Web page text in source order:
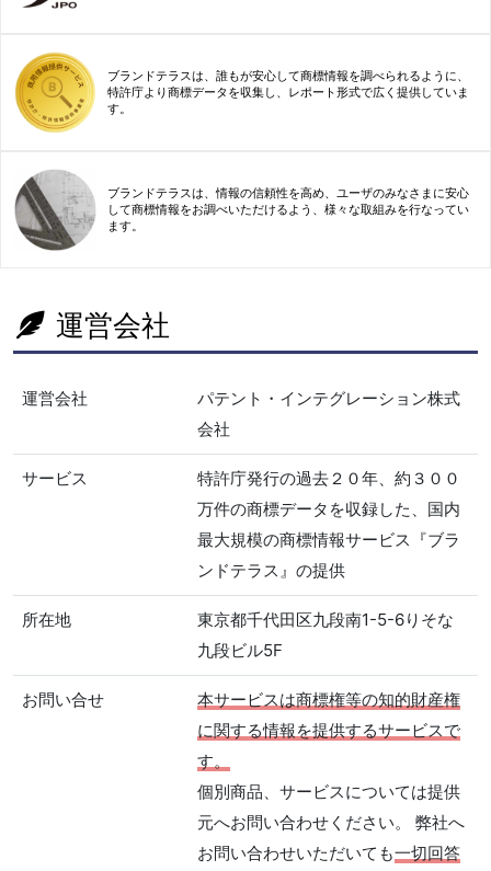
ブランドテラスは、誰もが安心して商標情報を調べられるように、
特許庁より商標データを収集し、レポート形式で広く提供していま
す。
ブランドテラスは、情報の信頼性を高め、ユーザのみなさまに安心
して商標情報をお調べいただけるよう、様々な取組みを行なってい
ます。
運営会社
運営会社
パテント・インテグレーション株式
会社
サービス
特許庁発行の過去２０年、約３００
万件の商標データを収録した、国内
最大規模の商標情報サービス『ブラ
ンドテラス』の提供
所在地
東京都千代田区九段南1-5-6りそな
九段ビル5F
お問い合せ
本サービスは商標権等の知的財産権
に関する情報を提供するサービスで
す。
個別商品、サービスについては提供
元へお問い合わせください。 弊社へ
お問い合わせいただいても一切回答